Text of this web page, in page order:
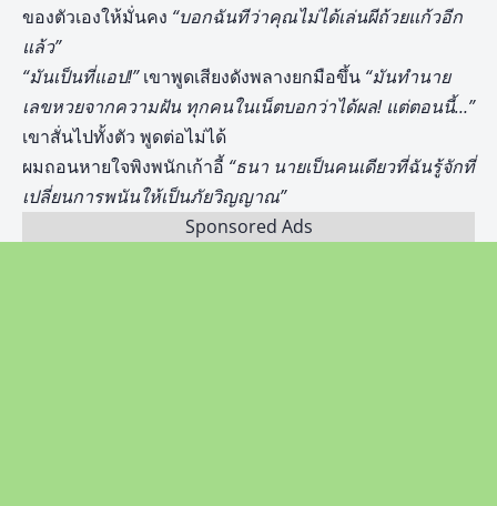
ของตัวเองให้มั่นคง “บอกฉันทีว่าคุณไม่ได้เล่นผีถ้วยแก้วอีก
แล้ว”
“มันเป็นที่แอป!”เขาพูดเสียงดังพลางยกมือขึ้น “มันทำนาย
เลขหวยจากความฝัน ทุกคนในเน็ตบอกว่าได้ผล! แต่ตอนนี้…”
เขาสั่นไปทั้งตัว พูดต่อไม่ได้
ผมถอนหายใจพิงพนักเก้าอี้ “ธนา นายเป็นคนเดียวที่ฉันรู้จักที่
เปลี่ยนการพนันให้เป็นภัยวิญญาณ”
Sponsored Ads